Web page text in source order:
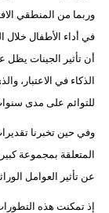
وربما من المنطقي
في أداء الأطفال خلال
الذكاء في الاعتبار،
للتوائم على مدى
وفي حين تخبرنا
المتعلقة بمجموعة
عن تأثير العوامل
إذ تمكنت هذه